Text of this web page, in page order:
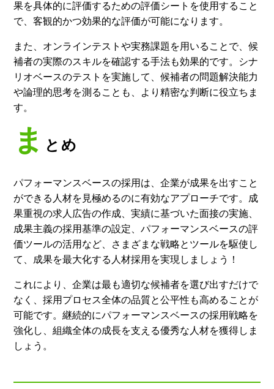
果を具体的に評価するための評価シートを使用すること
で、客観的かつ効果的な評価が可能になります。
また、オンラインテストや実務課題を用いることで、候
補者の実際のスキルを確認する手法も効果的です。シナ
リオベースのテストを実施して、候補者の問題解決能力
や論理的思考を測ることも、より精密な判断に役立ちま
す。
ま とめ
パフォーマンスベースの採用は、企業が成果を出すこと
ができる人材を見極めるのに有効なアプローチです。成
果重視の求人広告の作成、実績に基づいた面接の実施、
成果主義の採用基準の設定、パフォーマンスベースの評
価ツールの活用など、さまざまな戦略とツールを駆使し
て、成果を最大化する人材採用を実現しましょう！
これにより、企業は最も適切な候補者を選び出すだけで
なく、採用プロセス全体の品質と公平性も高めることが
可能です。継続的にパフォーマンスベースの採用戦略を
強化し、組織全体の成長を支える優秀な人材を獲得しま
しょう。